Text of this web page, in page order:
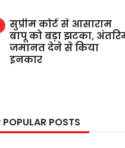
सुप्रीम कोर्ट से आसाराम
बापू को बड़ा झटका,
जमानत देने से किया
इनकार
POPULAR POSTS